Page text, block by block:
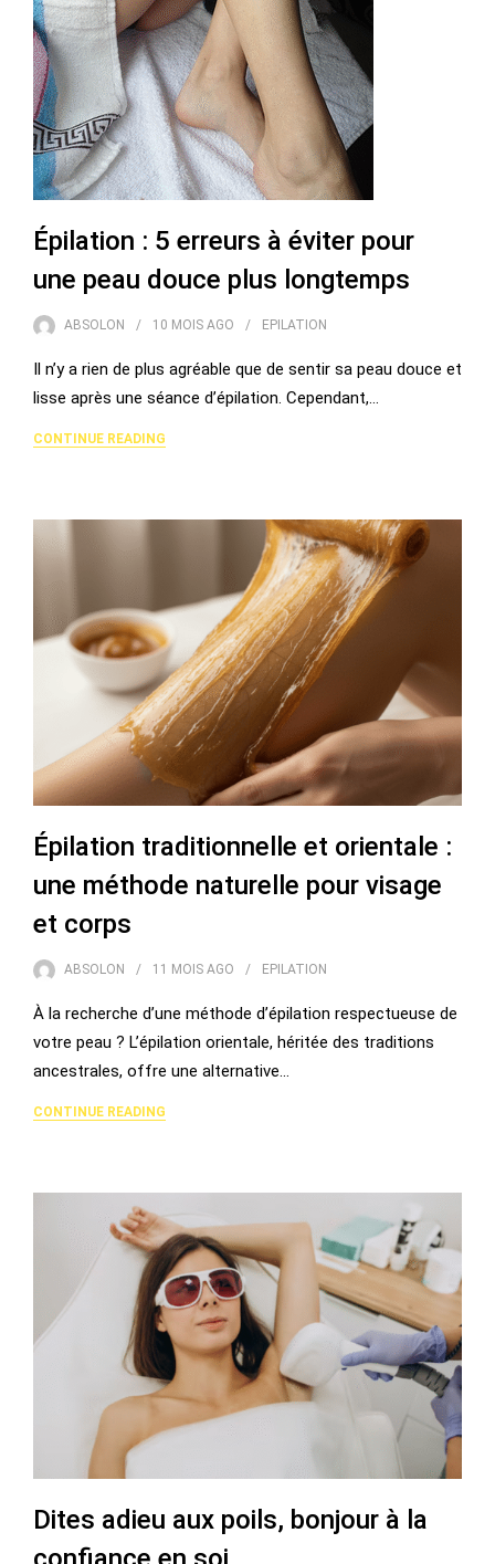
Épilation : 5 erreurs à éviter pour
une peau douce plus longtemps
ABSOLON 10 MOIS AGO EPILATION
Il n’y a rien de plus agréable que de sentir sa peau douce et
lisse après une séance d’épilation. Cependant,…
CONTINUE READING
Épilation traditionnelle et orientale :
une méthode naturelle pour visage
et corps
ABSOLON 11 MOIS AGO EPILATION
À la recherche d’une méthode d’épilation respectueuse de
votre peau ? L’épilation orientale, héritée des traditions
ancestrales, offre une alternative…
CONTINUE READING
Dites adieu aux poils, bonjour à la